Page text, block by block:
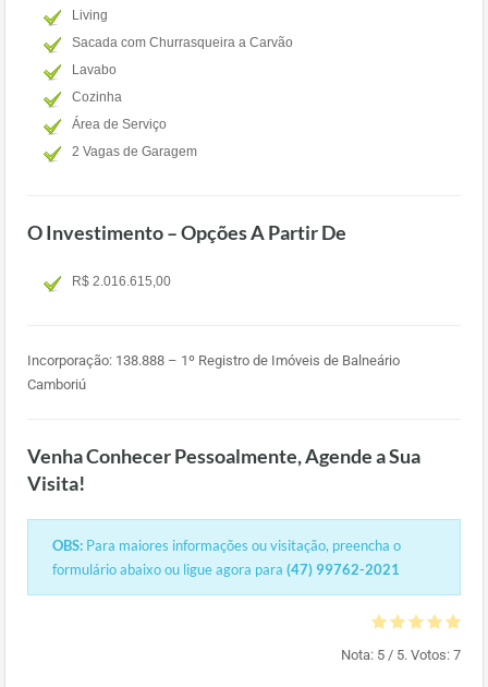
Living
Sacada com Churrasqueira a Carvão
Lavabo
Cozinha
Área de Serviço
2 Vagas de Garagem
O Investimento – Opções A Partir De
R$ 2.016.615,00
Incorporação: 138.888 – 1º Registro de Imóveis de Balneário
Camboriú
Venha Conhecer Pessoalmente, Agende a Sua
Visita!
OBS: Para maiores informações ou visitação, preencha o
formulário abaixo ou ligue agora para (47) 99762-2021
Nota: 5 / 5. Votos: 7